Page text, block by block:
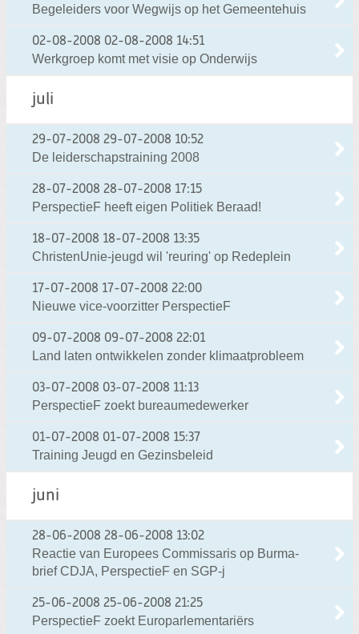
Begeleiders voor Wegwijs op het Gemeentehuis
02-08-2008 02-08-2008 14:51
Werkgroep komt met visie op Onderwijs
juli
29-07-2008 29-07-2008 10:52
De leiderschapstraining 2008
28-07-2008 28-07-2008 17:15
PerspectieF heeft eigen Politiek Beraad!
18-07-2008 18-07-2008 13:35
ChristenUnie-jeugd wil 'reuring' op Redeplein
17-07-2008 17-07-2008 22:00
Nieuwe vice-voorzitter PerspectieF
09-07-2008 09-07-2008 22:01
Land laten ontwikkelen zonder klimaatprobleem
03-07-2008 03-07-2008 11:13
PerspectieF zoekt bureaumedewerker
01-07-2008 01-07-2008 15:37
Training Jeugd en Gezinsbeleid
juni
28-06-2008 28-06-2008 13:02
Reactie van Europees Commissaris op Burma-
brief CDJA, PerspectieF en SGP-j
25-06-2008 25-06-2008 21:25
PerspectieF zoekt Europarlementariërs